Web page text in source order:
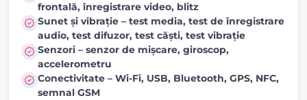
frontală, înregistrare video, blitz
Sunet și vibrație – test media, test de înregistrare
audio, test difuzor, test căști, test vibrație
Senzori – senzor de mișcare, giroscop,
accelerometru
Conectivitate – Wi-Fi, USB, Bluetooth, GPS, NFC,
semnal GSM